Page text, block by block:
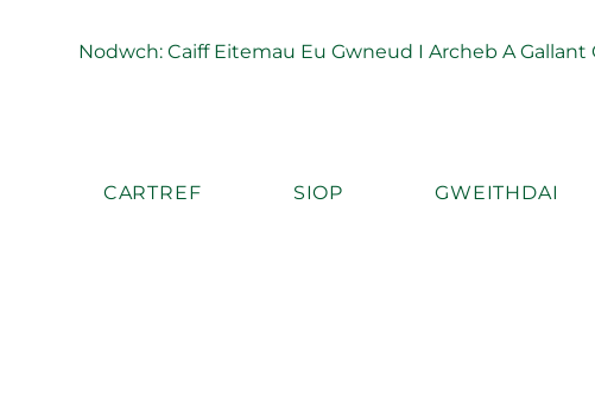
Nodwch: Caiff Eitemau Eu Gwneud I Archeb A
CARTREF SIOP GWEITHDAI